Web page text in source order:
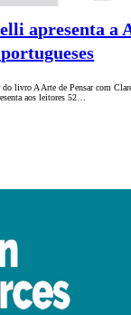
apresenta a
livro A Arte de Pensar com
aos leitores 52…